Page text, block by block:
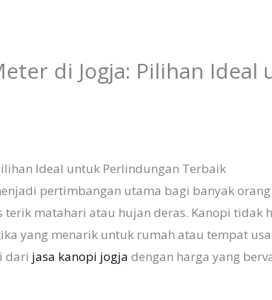
di Jogja: Pilihan
Ideal untuk Perlindungan Terbaik
pertimbangan utama bagi banyak
terik matahari atau hujan deras. Kanopi tidak
yang menarik untuk rumah atau tempat
dari jasa kanopi jogja dengan harga yang